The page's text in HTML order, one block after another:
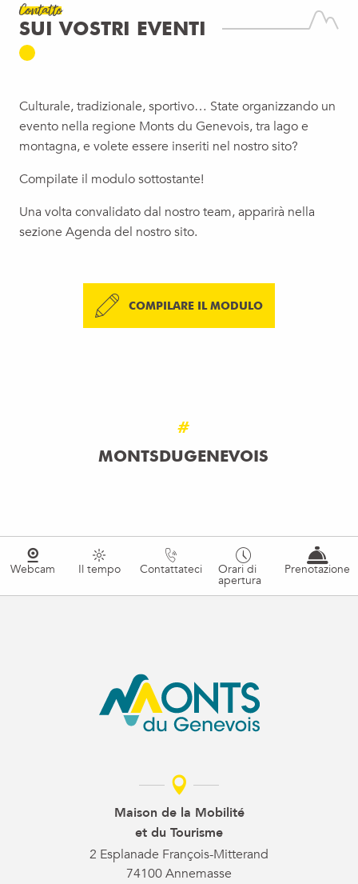
Contatto
SUI VOSTRI EVENTI
Culturale, tradizionale, sportivo… State organizzando un
evento nella regione Monts du Genevois, tra lago e
montagna, e volete essere inseriti nel nostro sito?
Compilate il modulo sottostante!
Una volta convalidato dal nostro team, apparirà nella
sezione Agenda del nostro sito.
COMPILARE IL MODULO
#
MONTSDUGENEVOIS
Webcam Il tempo Contattateci Orari di
apertura
Prenotazione
Maison de la Mobilité
et du Tourisme
2 Esplanade François-Mitterand
74100 Annemasse